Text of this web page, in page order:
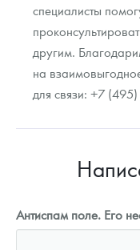
специалисты
другим.
на
для связи: +7
Антиспам поле. Его